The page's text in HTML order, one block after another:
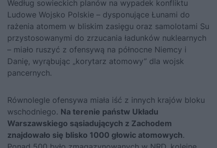
Według sowieckich planów na wypadek konfliktu
Ludowe Wojsko Polskie – dysponujące Łunami do
rażenia atomem w bliskim zasięgu oraz samolotami Su
przystosowanymi do zrzucania ładunków nuklearnych
– miało ruszyć z ofensywą na północne Niemcy i
Danię, wyrąbując „korytarz atomowy” dla wojsk
pancernych.
Równolegle ofensywa miała iść z innych krajów bloku
wschodniego. Na terenie państw Układu
Warszawskiego sąsiadujących z Zachodem
znajdowało się blisko 1000 głowic atomowych.